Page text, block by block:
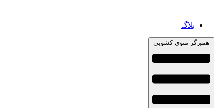
بلاگ
همبرگر منوی کشویی